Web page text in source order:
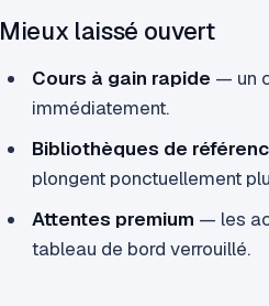
Mieux laissé ouvert
Cours à gain rapide — un
immédiatement.
Bibliothèques de
plongent ponctuellement
Attentes premium — les
tableau de bord verrouillé.